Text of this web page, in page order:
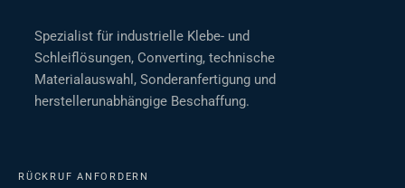
Spezialist für industrielle Klebe- und
Schleiflösungen, Converting, technische
Materialauswahl, Sonderanfertigung und
herstellerunabhängige Beschaffung.
RÜCKRUF ANFORDERN